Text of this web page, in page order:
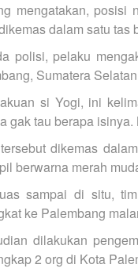
mengatakan, posisi
dalam satu tas
polisi, pelaku
Sumatera
si Yogi, ini
gak tau berapa
dikemas
berwarna merah
sampai di situ,
ke Palembang
dilakukan
2 org di Kota